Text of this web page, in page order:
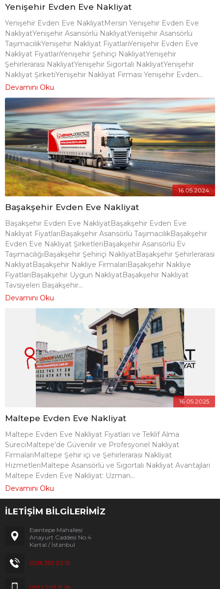
Yenişehir Evden Eve Nakliyat
Yenişehir Evden Eve NakliyatMersin Yenişehir Evden Eve
NakliyatYenişehir Asansörlü NakliyatYenişehir Asansörlü
TaşımacılıkYenişehir Nakliyat FiyatlarıYenişehir Evden Eve
Nakliyat FiyatlarıYenişehir Şehiriçi NakliyatYenişehir
Şehirlerarası NakliyatYenişehir Sigortalı NakliyatYenişehir
Nakliyat ŞirketiYenişehir Nakliyat Firması Yenişehir Evden...
Devamını Oku
16.05.2024
Başakşehir Evden Eve Nakliyat
Başakşehir Evden Eve NakliyatBaşakşehir Evden Eve
Nakliyat FiyatlarıBaşakşehir Asansörlü TaşımacılıkBaşakşehir
Evden Eve Nakliyat ŞirketleriBaşakşehir Asansörlü Ev
TaşımacılığıBaşakşehir Şehiriçi NakliyatBaşakşehir Şehirlerarası
NakliyatBaşakşehir Nakliye FirmalarıBaşakşehir Nakliye
FiyatlarıBaşakşehir Uygun NakliyatBaşakşehir Nakliyat
Tavsiyeleri Başakşehir...
Devamını Oku
16.05.2025
Maltepe Evden Eve Nakliyat
Maltepe Evden Eve Nakliyat Fiyatları ve Teklif Alma
SüreciMaltepe’de Güvenilir ve Profesyonel Nakliyat
FirmalarıMaltepe Şehir içi ve Şehirlerarası Nakliyat
HizmetleriMaltepe Asansörlü ve Sigortalı Nakliyat Avantajları
Maltepe Evden Eve Nakliyat: Uzman...
Devamını Oku
İLETİŞİM BİLGİLERİMİZ
Esentepe Mahallesi
Anayurt Caddesi No:4
Kartal / İstanbul
0216 353 02 15
0532 703 11 28